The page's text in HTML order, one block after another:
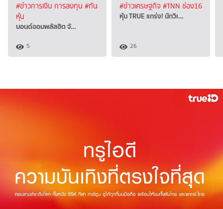
#ข่าวการเงิน การลงทุน #ทัน
หุ้น
บอนด์ออมพลัสฮิต จั…
5
#ข่าวเศรษฐกิจ #TNN ช่อง16
หุ้น TRUE แกร่ง! นักวิเ…
26